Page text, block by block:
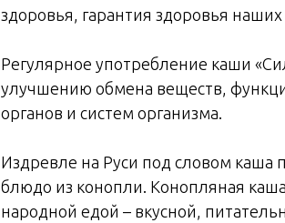
здоровья, гарантия здоровья наших
Регулярное употребление каши
улучшению обмена веществ,
органов и систем организма.
Издревле на Руси под словом каша
блюдо из конопли. Конопляная
народной едой – вкусной,